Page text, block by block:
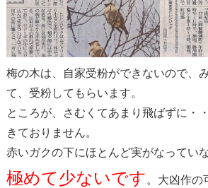
梅の木は、自家受粉ができないので、
て、受粉してもらいます。
ところが、さむくてあまり飛ばずに・
きておりません。
赤いガクの下にほとんど実がなってい
極めて少ないです 。大凶作の